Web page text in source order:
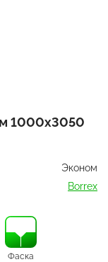
1000х3050
Эконом
Borrex
Фаска